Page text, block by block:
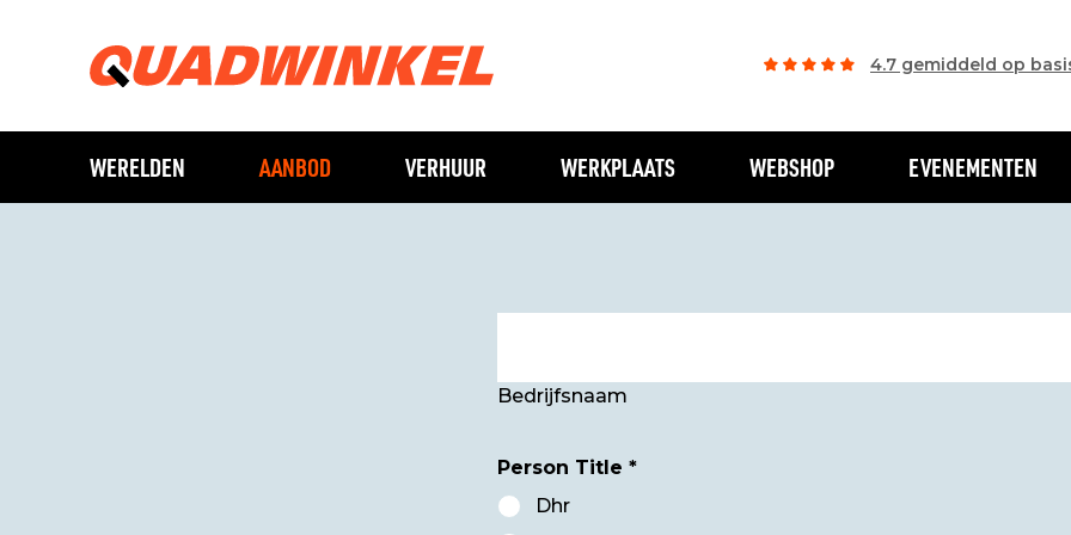
WERELDEN AANBOD VERHUUR WERKPLAATS WEBSHOP EVENEMENTEN
4.7 gemiddeld op
Bedrijfsnaam
Person Title *
Dhr